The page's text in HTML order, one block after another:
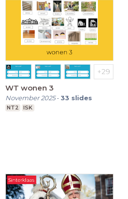
WT wonen 3
November 2025-33 slides
NT2 ISK